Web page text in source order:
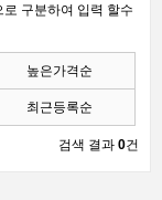
구분하여 입력 할수
높은가격순
최근등록순
검색 결과 0건